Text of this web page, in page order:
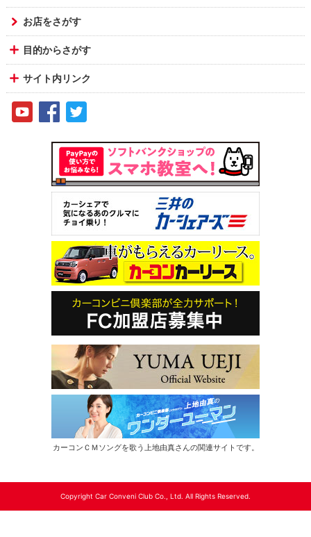
お店をさがす
目的からさがす
サイト内リンク
カーコンＣＭソングを歌う上地由真さんの関連サイトです。
Copyright Car Conveni Club Co., Ltd. All Rights Reserved.